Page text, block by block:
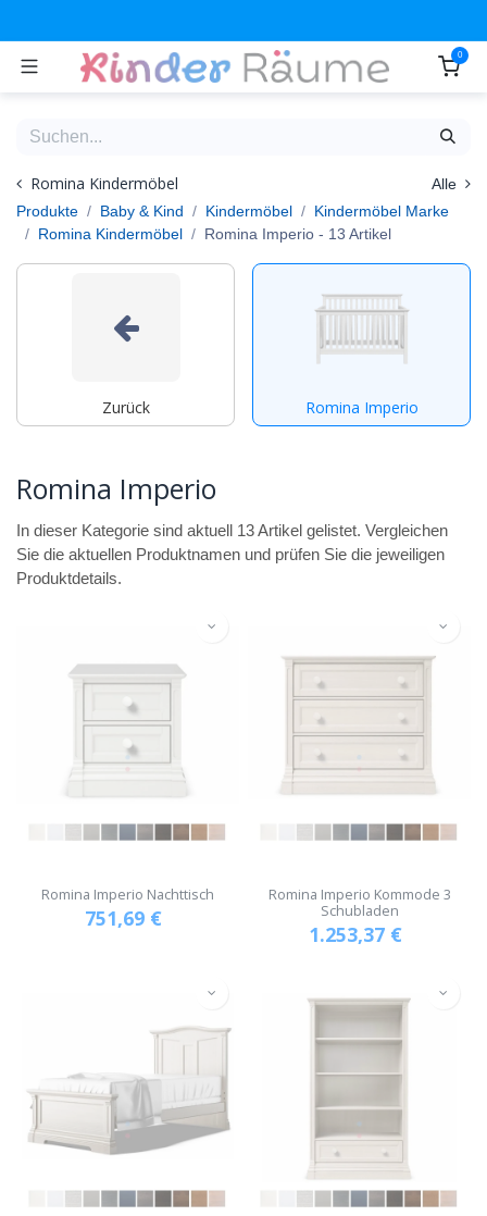
0
Romina Kindermöbel
Alle
Produkte
Baby & Kind Kindermöbel
Kindermöbel Marke
Romina Kindermöbel
Romina Imperio - 13 Artikel
Zurück Romina Imperio
Romina Imperio
In dieser Kategorie sind aktuell 13 Artikel gelistet. Vergleichen
Sie die aktuellen Produktnamen und prüfen Sie die jeweiligen
Produktdetails.
Romina Imperio Nachttisch
751,69 €
Romina Imperio Kommode 3
Schubladen
1.253,37€